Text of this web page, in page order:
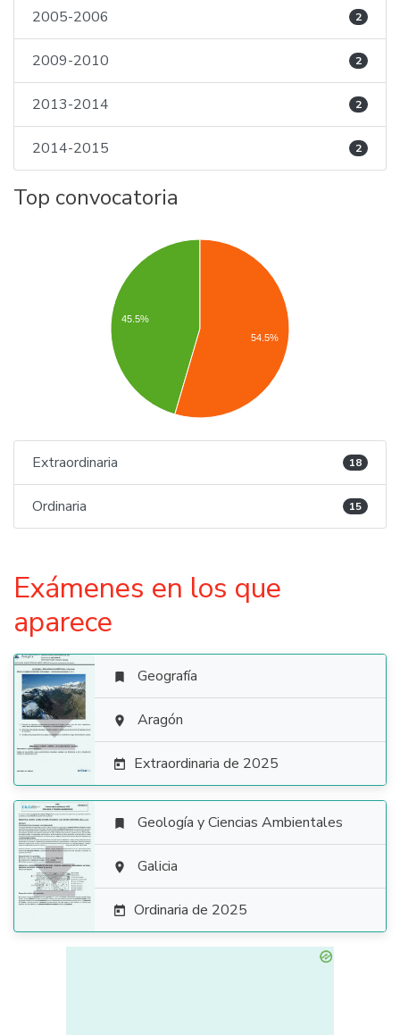
2005-2006 2
2009-2010 2
2013-2014 2
2014-2015 2
Top convocatoria
45.5%
54.5%
Extraordinaria 18
Ordinaria 15
Exámenes en los que
aparece

 Geografía
 Aragón
 Extraordinaria de 2025

 Geología y Ciencias Ambientales
 Galicia
 Ordinaria de 2025